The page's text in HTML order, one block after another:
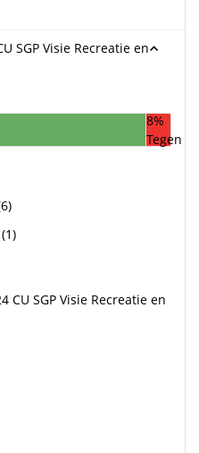
SGP Visie Recreatie en
8%
Tegen
CU SGP Visie Recreatie en